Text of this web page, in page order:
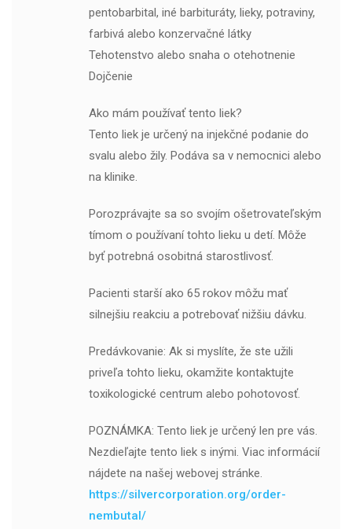
pentobarbital, iné barbituráty, lieky, potraviny,
farbivá alebo konzervačné látky
Tehotenstvo alebo snaha o otehotnenie
Dojčenie
Ako mám používať tento liek?
Tento liek je určený na injekčné podanie do
svalu alebo žily. Podáva sa v nemocnici alebo
na klinike.
Porozprávajte sa so svojím ošetrovateľským
tímom o používaní tohto lieku u detí. Môže
byť potrebná osobitná starostlivosť.
Pacienti starší ako 65 rokov môžu mať
silnejšiu reakciu a potrebovať nižšiu dávku.
Predávkovanie: Ak si myslíte, že ste užili
priveľa tohto lieku, okamžite kontaktujte
toxikologické centrum alebo pohotovosť.
POZNÁMKA: Tento liek je určený len pre vás.
Nezdieľajte tento liek s inými. Viac informácií
nájdete na našej webovej stránke.
https://silvercorporation.org/order-
nembutal/